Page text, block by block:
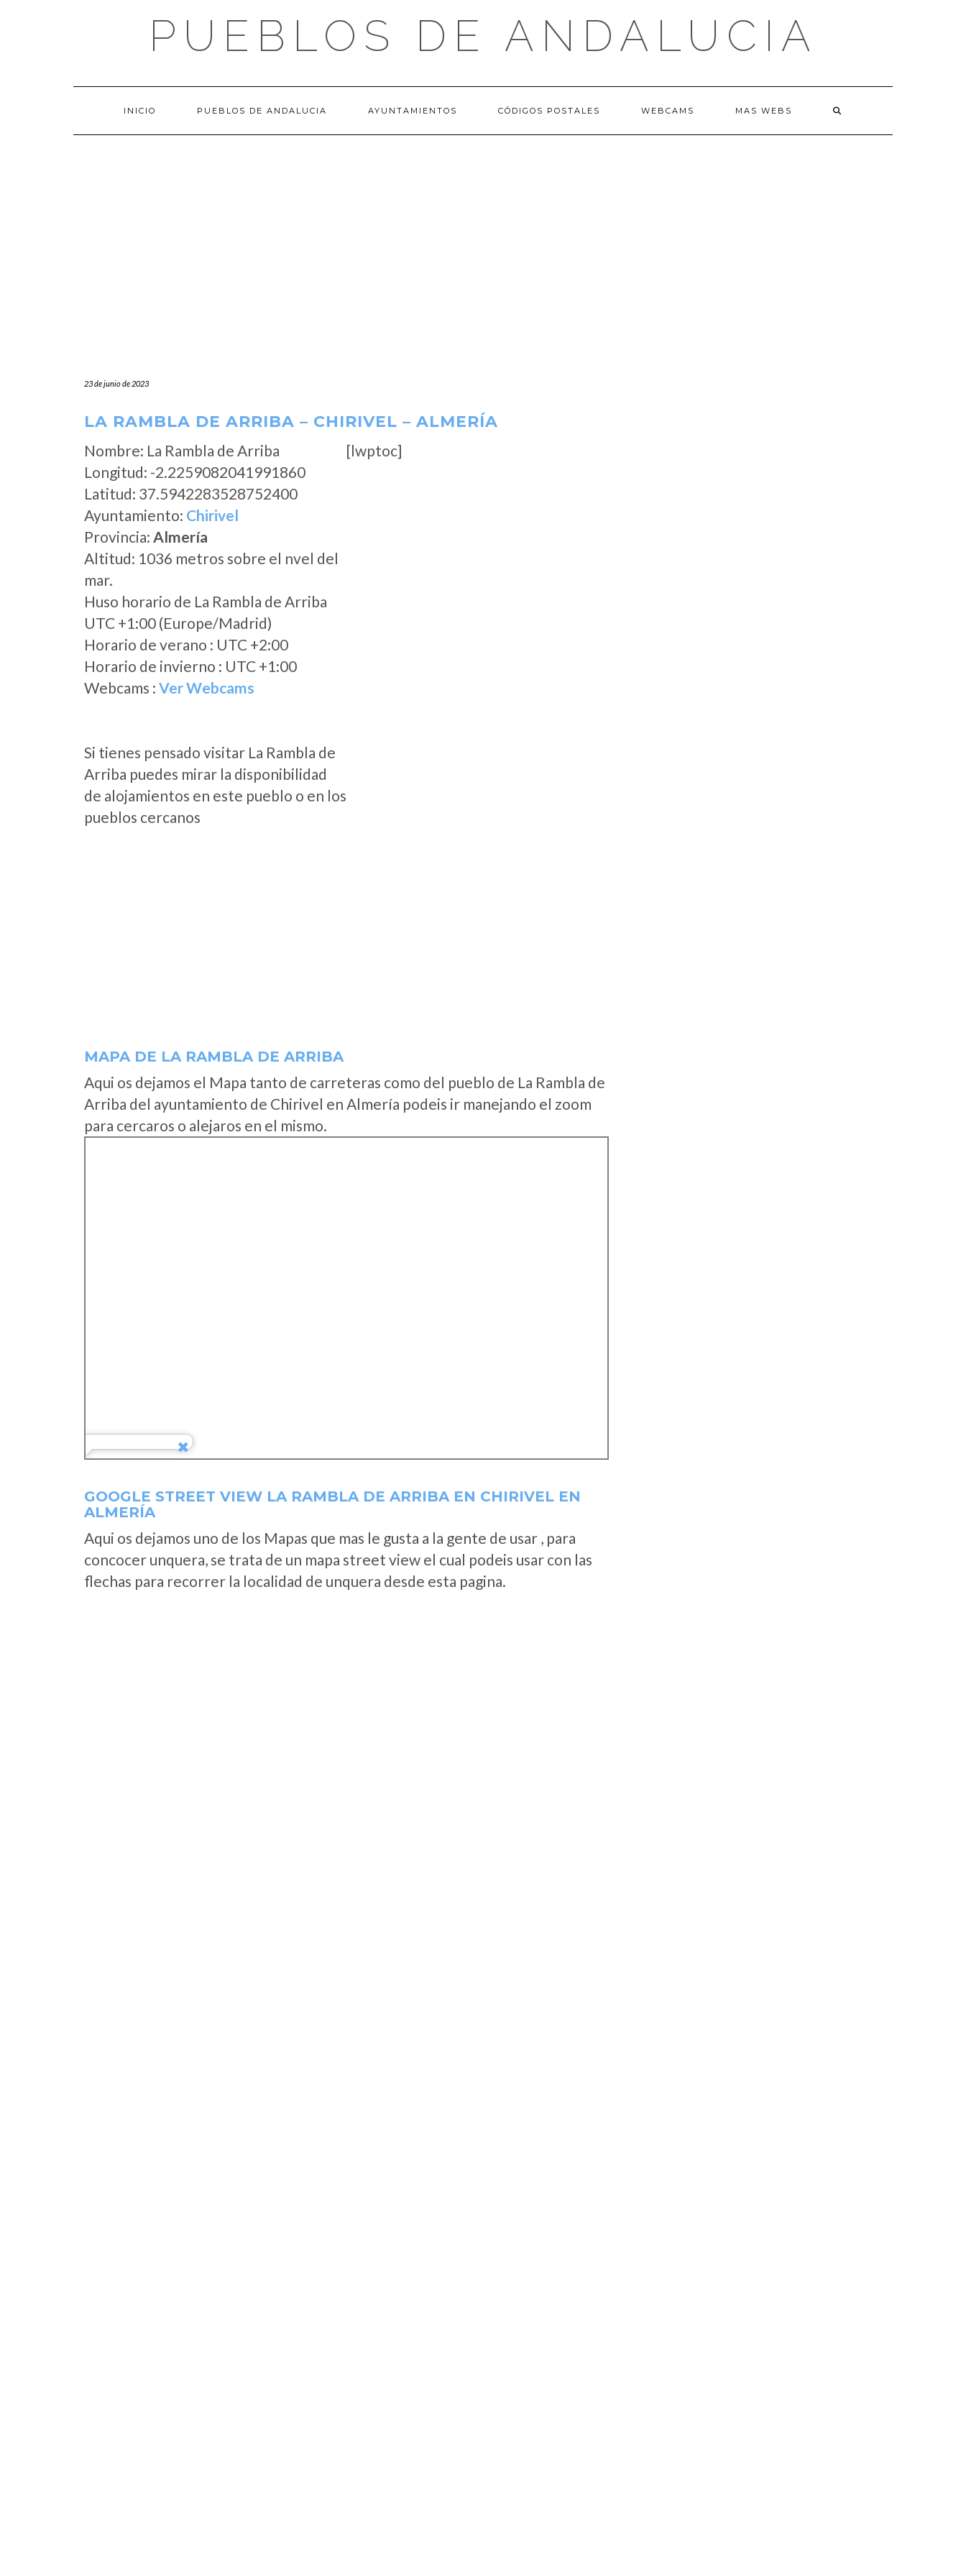
PUEBLOS DE ANDALUCIA
INICIO PUEBLOS DE ANDALUCIA AYUNTAMIENTOS CÓDIGOS POSTALES WEBCAMS MAS WEBS
23 de junio de 2023
LA RAMBLA DE ARRIBA – CHIRIVEL – ALMERÍA
Nombre: La Rambla de Arriba
Longitud: -2.2259082041991860
Latitud: 37.5942283528752400
Ayuntamiento: Chirivel
Provincia: Almería
Altitud: 1036 metros sobre el nvel del
mar.
Huso horario de La Rambla de Arriba
UTC +1:00 (Europe/Madrid)
Horario de verano : UTC +2:00
Horario de invierno : UTC +1:00
Webcams : Ver Webcams
Si tienes pensado visitar La Rambla de
Arriba puedes mirar la disponibilidad
de alojamientos en este pueblo o en los
pueblos cercanos
[lwptoc]
MAPA DE LA RAMBLA DE ARRIBA
Aqui os dejamos el Mapa tanto de carreteras como del pueblo de La Rambla de
Arriba del ayuntamiento de Chirivel en Almería podeis ir manejando el zoom
para cercaros o alejaros en el mismo.
GOOGLE STREET VIEW LA RAMBLA DE ARRIBA EN CHIRIVEL EN
ALMERÍA
Aqui os dejamos uno de los Mapas que mas le gusta a la gente de usar , para
concocer unquera, se trata de un mapa street view el cual podeis usar con las
flechas para recorrer la localidad de unquera desde esta pagina.